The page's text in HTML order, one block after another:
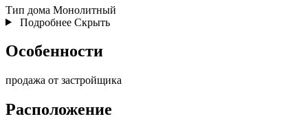
Тип дома Монолитный
Подробнее Скрыть
Особенности
продажа от застройщика
Расположение